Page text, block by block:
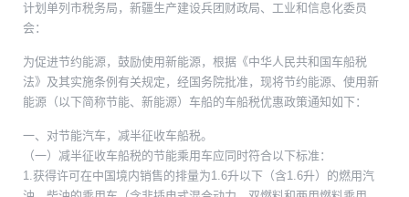
计划单列市税务局，新疆生产建设兵团财政局、工业和信息化委员
会：
为促进节约能源，鼓励使用新能源，根据《中华人民共和国车船税
法》及其实施条例有关规定，经国务院批准，现将节约能源、使用新
能源（以下简称节能、新能源）车船的车船税优惠政策通知如下：
一、对节能汽车，减半征收车船税。
（一）减半征收车船税的节能乘用车应同时符合以下标准：
1.获得许可在中国境内销售的排量为1.6升以下（含1.6升）的燃用汽